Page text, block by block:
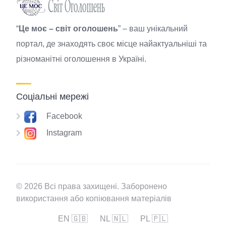
“Це моє – світ оголошень” – ваш унікальний
портал, де знаходять своє місце найактуальніші та
різноманітні оголошення в Україні.
Соціальні мережі
Facebook
Instagram
© 2026 Всі права захищені. Заборонено
використання або копіювання матеріалів
EN 🇬🇧 NL 🇳🇱 PL 🇵🇱